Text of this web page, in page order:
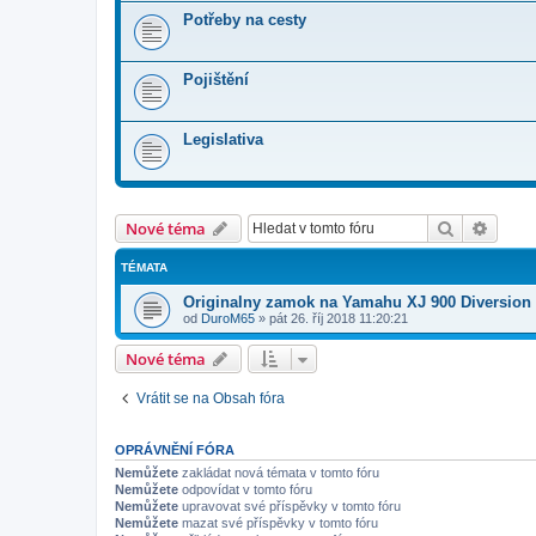
Potřeby na cesty
Pojištění
Legislativa
Nové téma Hledat
TÉMATA
Originalny zamok na Yamahu XJ 900 Diversion
od DuroM65 » pát 26. říj 2018 11:20:21
Nové téma
Vrátit se na Obsah fóra
OPRÁVNĚNÍ FÓRA
Nemůžete zakládat nová témata v tomto fóru
Nemůžete odpovídat v tomto fóru
Nemůžete upravovat své příspěvky v tomto fóru
Nemůžete mazat své příspěvky v tomto fóru